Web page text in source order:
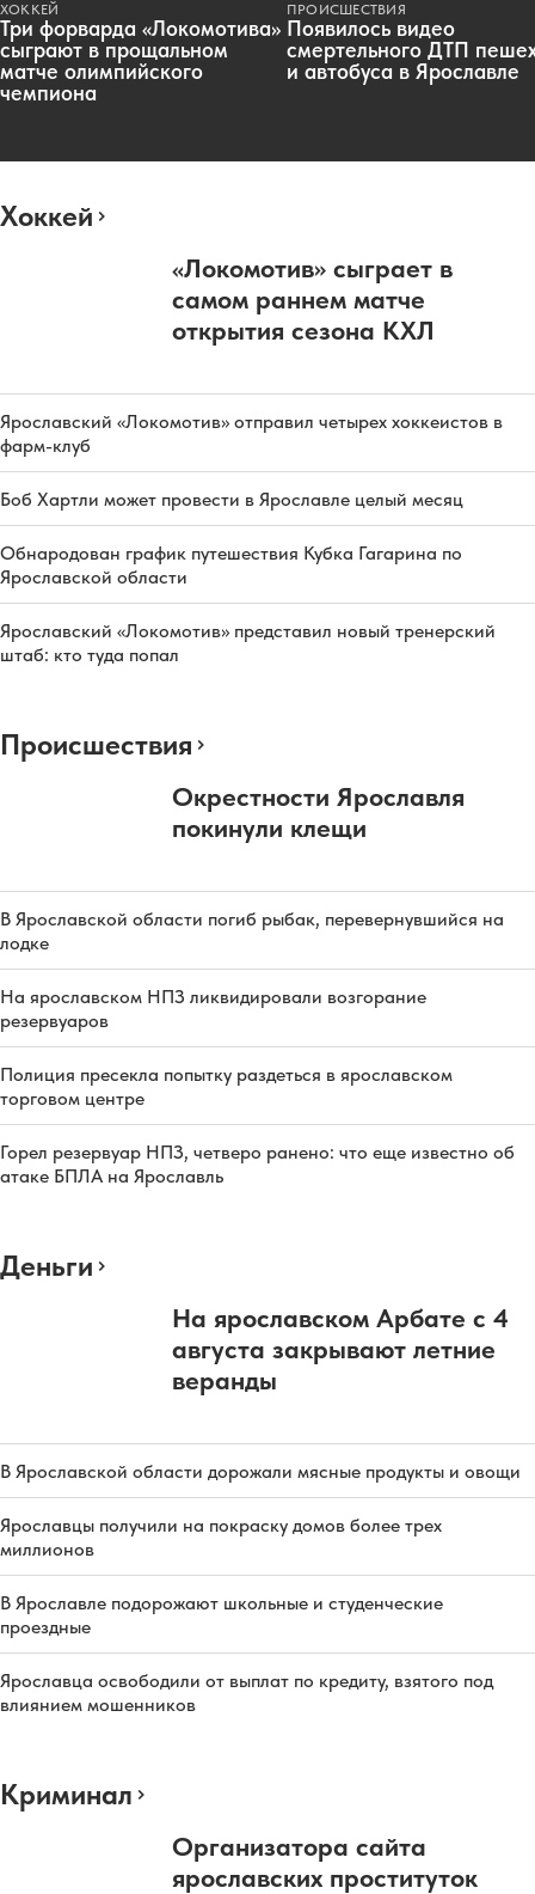
ХОККЕЙ
Три форварда «Локомотива»
сыграют в прощальном
матче олимпийского
чемпиона
ПРОИСШЕСТВИЯ
Появилось видео
смертельного ДТП
и автобуса в Ярославле
Хоккей
«Локомотив» сыграет в
самом раннем матче
открытия сезона КХЛ
Ярославский «Локомотив» отправил четырех хоккеистов в
фарм-клуб
Боб Хартли может провести в Ярославле целый месяц
Обнародован график путешествия Кубка Гагарина по
Ярославской области
Ярославский «Локомотив» представил новый тренерский
штаб: кто туда попал
Происшествия
Окрестности Ярославля
покинули клещи
В Ярославской области погиб рыбак, перевернувшийся на
лодке
На ярославском НПЗ ликвидировали возгорание
резервуаров
Полиция пресекла попытку раздеться в ярославском
торговом центре
Горел резервуар НПЗ, четверо ранено: что еще известно об
атаке БПЛА на Ярославль
Деньги
На ярославском Арбате с 4
августа закрывают летние
веранды
В Ярославской области дорожали мясные продукты и овощи
Ярославцы получили на покраску домов более трех
миллионов
В Ярославле подорожают школьные и студенческие
проездные
Ярославца освободили от выплат по кредиту, взятого под
влиянием мошенников
Криминал
Организатора сайта
ярославских проституток